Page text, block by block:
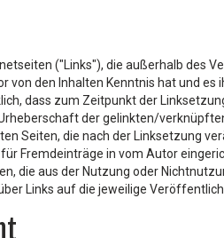
("Links"), die außerhalb des
von den Inhalten Kenntnis hat und
dass zum Zeitpunkt der
der gelinkten/
Seiten, die nach der Linksetzung
Fremdeinträge in vom Autor
die aus der Nutzung oder
Links auf die jeweilige